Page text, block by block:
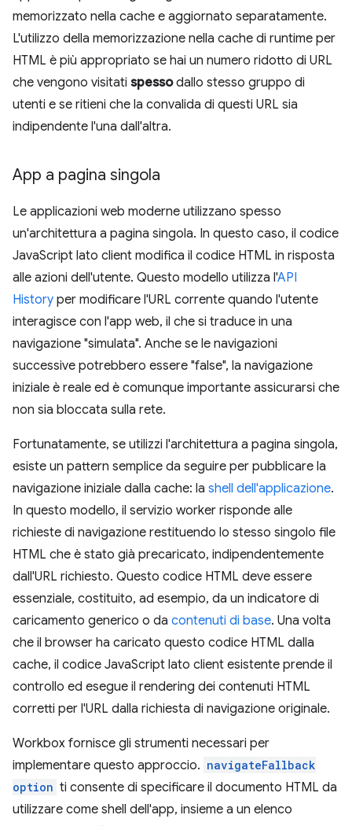
memorizzato nella cache e aggiornato separatamente.
L'utilizzo della memorizzazione nella cache di runtime per
HTML è più appropriato se hai un numero ridotto di URL
che vengono visitati spessodallo stesso gruppo di
utenti e se ritieni che la convalida di questi URL sia
indipendente l'una dall'altra.
App a pagina singola
Le applicazioni web moderne utilizzano spesso
un'architettura a pagina singola. In questo caso, il codice
JavaScript lato client modifica il codice HTML in risposta
alle azioni dell'utente. Questo modello utilizza l'API
History per modificare l'URL corrente quando l'utente
interagisce con l'app web, il che si traduce in una
navigazione "simulata". Anche se le navigazioni
successive potrebbero essere "false", la navigazione
iniziale è reale ed è comunque importante assicurarsi che
non sia bloccata sulla rete.
Fortunatamente, se utilizzi l'architettura a pagina singola,
esiste un pattern semplice da seguire per pubblicare la
navigazione iniziale dalla cache: la shell dell'applicazione.
In questo modello, il servizio worker risponde alle
richieste di navigazione restituendo lo stesso singolo file
HTML che è stato già precaricato, indipendentemente
dall'URL richiesto. Questo codice HTML deve essere
essenziale, costituito, ad esempio, da un indicatore di
caricamento generico o da contenuti di base. Una volta
che il browser ha caricato questo codice HTML dalla
cache, il codice JavaScript lato client esistente prende il
controllo ed esegue il rendering dei contenuti HTML
corretti per l'URL dalla richiesta di navigazione originale.
Workbox fornisce gli strumenti necessari per
implementare questo approccio. navigateFallback
option ti consente di specificare il documento HTML da
utilizzare come shell dell'app, insieme a un elenco